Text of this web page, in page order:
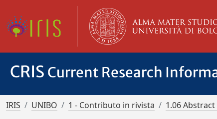
CRIS Current Research
IRIS UNIBO 1 - Contributo in rivista 1.06